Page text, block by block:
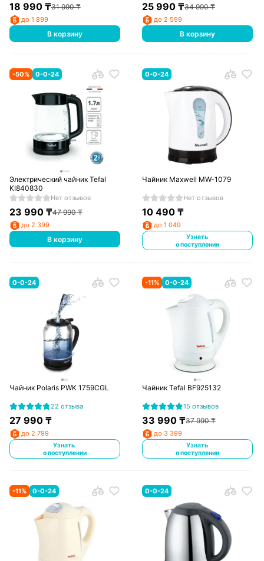
18 990₸31 990₸
до 1 899
В корзину
25 990 ₸34 990₸
до 2 599
В корзину
-50% 0-0-24
Электрический чайник Tefal
KI840830
Нет отзывов
23 990₸47 990₸
до 2 399
В корзину
0-0-24
Чайник Maxwell MW-1079
Нет отзывов
10 490 ₸
до 1 049
Узнать
о поступлении
0-0-24
Чайник Polaris PWK 1759CGL
22 отзыва
27 990₸
до 2 799
Узнать
о поступлении
-11% 0-0-24
Чайник Tefal BF925132
15 отзывов
33 990 ₸37 990₸
до 3 399
Узнать
о поступлении
-11% 0-0-24 0-0-24